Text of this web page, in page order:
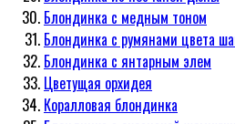
Блондинка с медным тоном
Блондинка с румянами цвета
Блондинка с янтарным элем
Цветущая орхидея
Коралловая блондинка